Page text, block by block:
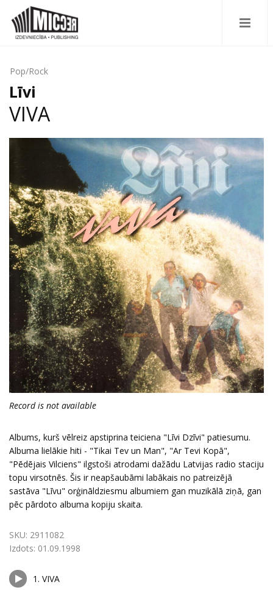
Pop/Rock
Līvi
VIVA
Record is not available
Albums, kurš vēlreiz apstiprina teiciena "Līvi Dzīvi" patiesumu.
Albuma lielākie hiti - "Tikai Tev un Man", "Ar Tevi Kopā",
"Pēdējais Vilciens" ilgstoši atrodami dažādu Latvijas radio staciju
topu virsotnēs. Šis ir neapšaubāmi labākais no patreizējā
sastāva "Līvu" orģināldziesmu albumiem gan muzikālā ziņā, gan
pēc pārdoto albuma kopiju skaita.
SKU: 2911082
Izdots: 01.09.1998
1. VIVA